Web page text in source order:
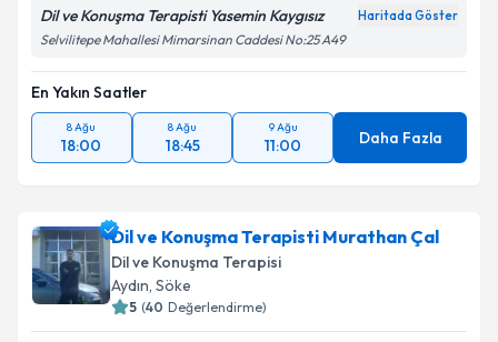
kapsamda işlenmesini kabul ediyorum.
Dil ve Konuşma Terapisti Yasemin Kaygısız Haritada Göster
Selvilitepe Mahallesi Mimarsinan Caddesi No:25 A49
En Yakın Saatler
8 Ağu
18:00
8 Ağu
18:45
9 Ağu
11:00 Daha Fazla
Dil ve Konuşma Terapisti Murathan Çal
Dil ve Konuşma Terapisi
Aydın, Söke
5 (40 Değerlendirme)